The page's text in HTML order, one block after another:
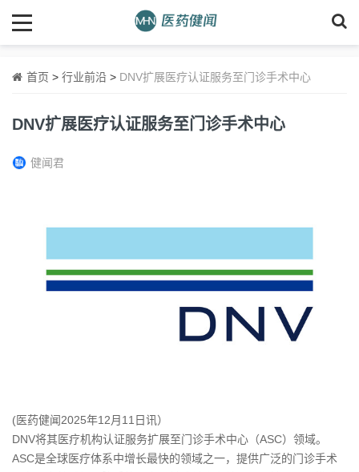
首页 > 行业前沿 > DNV扩展医疗认证服务至门诊手术中心
DNV扩展医疗认证服务至门诊手术中心
健闻君
(医药健闻2025年12月11日讯）
DNV将其医疗机构认证服务扩展至门诊手术中心（ASC）领域。
ASC是全球医疗体系中增长最快的领域之一，提供广泛的门诊手术